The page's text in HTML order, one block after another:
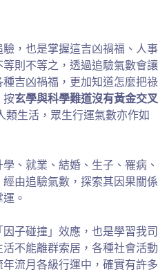
，也是掌握這吉凶禍福、人事
則不等之，透過追驗氣數會讓
吉凶禍福，更加知道怎麼把祿
按玄學與科學難道沒有黃金交叉
類生活，眾生行運氣數亦作如
、就業、結婚、生子、罹病、
由追驗氣數，探索其因果關係
。
子碰撞」效應，也是學習我司
不能離群索居，各種社會活動
流月各級行運中，確實有許多